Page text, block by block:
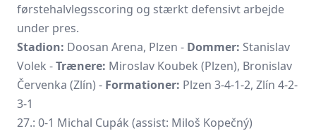
førstehalvlegsscoring og stærkt defensivt arbejde
under pres.
Stadion: Doosan Arena, Plzen - Dommer: Stanislav
Volek -Trænere: Miroslav Koubek (Plzen), Bronislav
Červenka (Zlín) - Formationer: Plzen 3-4-1-2, Zlín 4-2-
3-1
27.: 0-1 Michal Cupák (assist: Miloš Kopečný)